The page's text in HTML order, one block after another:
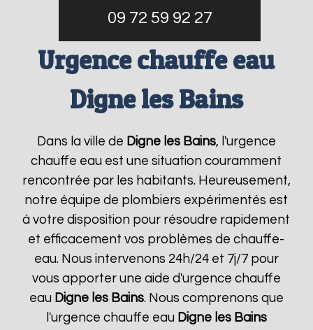
09 72 59 92 27
Urgence chauffe eau
Digne les Bains
Dans la ville de Digne les Bains, l'urgence
chauffe eau est une situation couramment
rencontrée par les habitants. Heureusement,
notre équipe de plombiers expérimentés est
à votre disposition pour résoudre rapidement
et efficacement vos problèmes de chauffe-
eau. Nous intervenons 24h/24 et 7j/7 pour
vous apporter une aide d'urgence chauffe
eau Digne les Bains. Nous comprenons que
l'urgence chauffe eau Digne les Bains